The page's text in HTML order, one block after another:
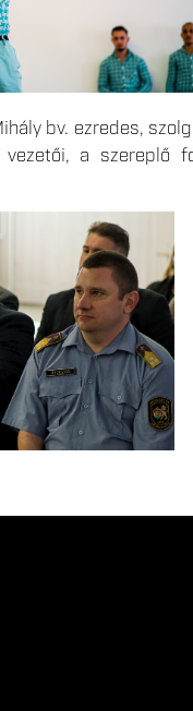
bv. ezredes,
a szereplő